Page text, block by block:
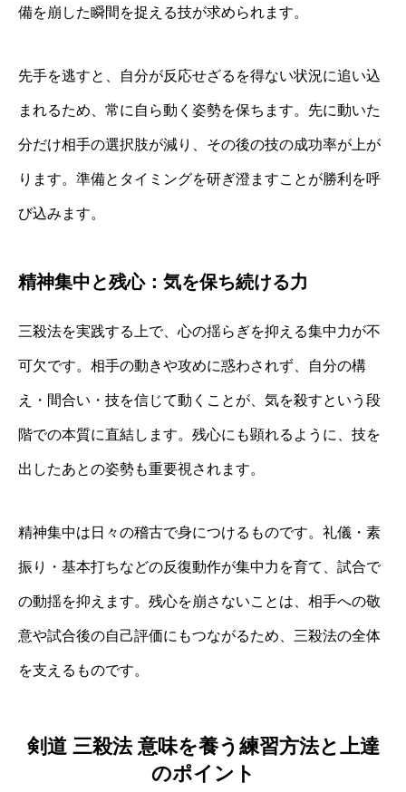
備を崩した瞬間を捉える技が求められます。
先手を逃すと、自分が反応せざるを得ない状況に追い込
まれるため、常に自ら動く姿勢を保ちます。先に動いた
分だけ相手の選択肢が減り、その後の技の成功率が上が
ります。準備とタイミングを研ぎ澄ますことが勝利を呼
び込みます。
精神集中と残心：気を保ち続ける力
三殺法を実践する上で、心の揺らぎを抑える集中力が不
可欠です。相手の動きや攻めに惑わされず、自分の構
え・間合い・技を信じて動くことが、気を殺すという段
階での本質に直結します。残心にも顕れるように、技を
出したあとの姿勢も重要視されます。
精神集中は日々の稽古で身につけるものです。礼儀・素
振り・基本打ちなどの反復動作が集中力を育て、試合で
の動揺を抑えます。残心を崩さないことは、相手への敬
意や試合後の自己評価にもつながるため、三殺法の全体
を支えるものです。
剣道 三殺法 意味を養う練習方法と上達
のポイント